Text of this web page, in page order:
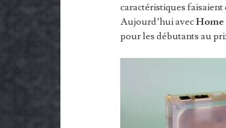
caractéristiques
Aujourd’hui avecHome
pour les débutants au